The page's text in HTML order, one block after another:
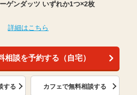
ゲンダッツ いずれか1つ×2枚
詳細はこちら
相談を予約する（自宅）
する カフェで無料相談する